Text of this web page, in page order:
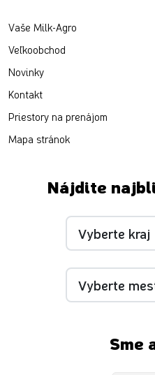
Vaše Milk-Agro
Veľkoobchod
Novinky
Kontakt
Priestory na prenájom
Mapa stránok
Nájdite
Sme